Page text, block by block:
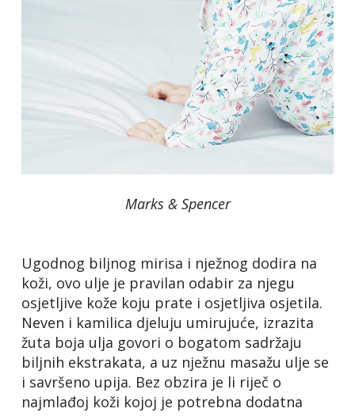
Marks & Spencer
Ugodnog biljnog mirisa i nježnog dodira na
koži, ovo ulje je pravilan odabir za njegu
osjetljive kože koju prate i osjetljiva osjetila.
Neven i kamilica djeluju umirujuće, izrazita
žuta boja ulja govori o bogatom sadržaju
biljnih ekstrakata, a uz nježnu masažu ulje se
i savršeno upija. Bez obzira je li riječ o
najmlađoj koži kojoj je potrebna dodatna